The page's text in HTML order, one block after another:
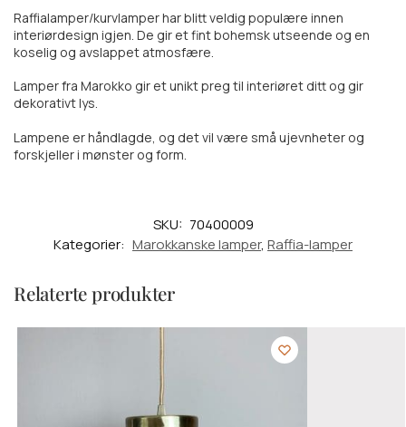
Raffialamper/kurvlamper har blitt veldig populære innen
interiørdesign igjen. De gir et fint bohemsk utseende og en
koselig og avslappet atmosfære.
Lamper fra Marokko gir et unikt preg til interiøret ditt og gir
dekorativt lys.
Lampene er håndlagde, og det vil være små ujevnheter og
forskjeller i mønster og form.
SKU: 70400009
Kategorier: Marokkanske lamper, Raffia-lamper
Relaterte produkter